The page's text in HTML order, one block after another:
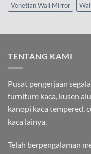
Venetian Wall Mirror
TENTANG KAMI
Pusat pengerjaan
furniture kaca, kusen
kanopi kaca tempered,
kaca lainya.
Telah berpengalaman